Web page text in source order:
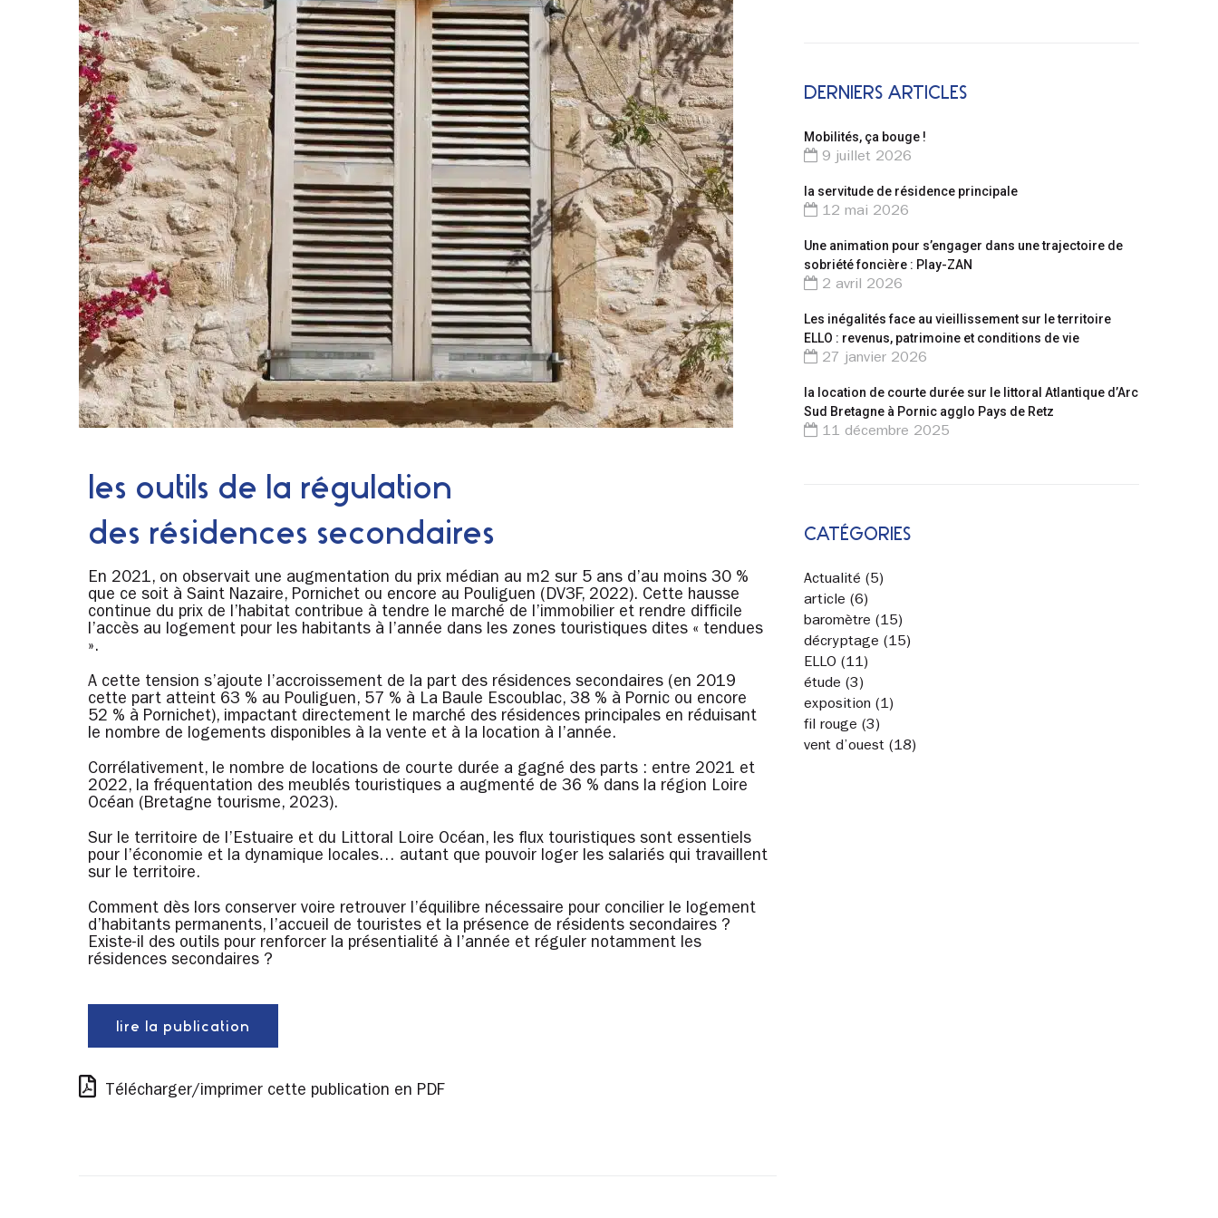
les outils de la régulation
des résidences secondaires
En 2021, on observait une augmentation du prix médian au m2 sur 5 ans d’au moins 30 %
que ce soit à Saint Nazaire, Pornichet ou encore au Pouliguen (DV3F, 2022). Cette hausse
continue du prix de l’habitat contribue à tendre le marché de l’immobilier et rendre difficile
l’accès au logement pour les habitants à l’année dans les zones touristiques dites « tendues
».
A cette tension s’ajoute l’accroissement de la part des résidences secondaires (en 2019
cette part atteint 63 % au Pouliguen, 57 % à La Baule Escoublac, 38 % à Pornic ou encore
52 % à Pornichet), impactant directement le marché des résidences principales en réduisant
le nombre de logements disponibles à la vente et à la location à l’année.
Corrélativement, le nombre de locations de courte durée a gagné des parts : entre 2021 et
2022, la fréquentation des meublés touristiques a augmenté de 36 % dans la région Loire
Océan (Bretagne tourisme, 2023).
Sur le territoire de l’Estuaire et du Littoral Loire Océan, les flux touristiques sont essentiels
pour l’économie et la dynamique locales… autant que pouvoir loger les salariés qui travaillent
sur le territoire.
Comment dès lors conserver voire retrouver l’équilibre nécessaire pour concilier le logement
d’habitants permanents, l’accueil de touristes et la présence de résidents secondaires ?
Existe-il des outils pour renforcer la présentialité à l’année et réguler notamment les
résidences secondaires ?
lire la publication
Télécharger/imprimer cette publication en PDF
DERNIERS ARTICLES
Mobilités, ça bouge !
9 juillet 2026
la servitude de résidence principale
12 mai 2026
Une animation pour s’engager dans une trajectoire de
sobriété foncière : Play-ZAN
2 avril 2026
Les inégalités face au vieillissement sur le territoire
ELLO : revenus, patrimoine et conditions de vie
27 janvier 2026
la location de courte durée sur le littoral Atlantique d’Arc
Sud Bretagne à Pornic agglo Pays de Retz
11 décembre 2025
CATÉGORIES
Actualité (5)
article (6)
baromètre (15)
décryptage (15)
ELLO (11)
étude (3)
exposition (1)
fil rouge (3)
vent d’ouest (18)